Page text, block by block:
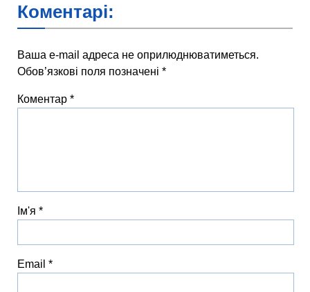
Коментарі:
Ваша e-mail адреса не оприлюднюватиметься.
Обов’язкові поля позначені *
Коментар *
Ім'я *
Email *